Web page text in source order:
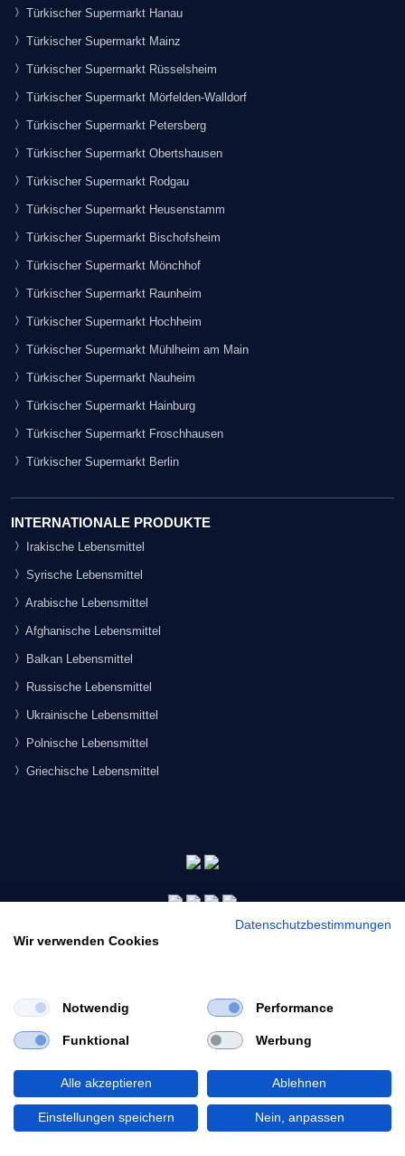
Would you like to view our site in English?
Switch to English
Stay in German
Türkischer Supermarkt Hanau
Türkischer Supermarkt Mainz
Türkischer Supermarkt Rüsselsheim
Türkischer Supermarkt Mörfelden-Walldorf
Türkischer Supermarkt Petersberg
Türkischer Supermarkt Obertshausen
Türkischer Supermarkt Rodgau
Türkischer Supermarkt Heusenstamm
Türkischer Supermarkt Bischofsheim
Türkischer Supermarkt Mönchhof
Türkischer Supermarkt Raunheim
Türkischer Supermarkt Hochheim
Türkischer Supermarkt Mühlheim am Main
Türkischer Supermarkt Nauheim
Türkischer Supermarkt Hainburg
Türkischer Supermarkt Froschhausen
Türkischer Supermarkt Berlin
INTERNATIONALE PRODUKTE
Irakische Lebensmittel
Syrische Lebensmittel
Arabische Lebensmittel
Afghanische Lebensmittel
Balkan Lebensmittel
Russische Lebensmittel
Ukrainische Lebensmittel
Polnische Lebensmittel
Griechische Lebensmittel
© 2026 Morgenmarkt.de GmbH. Alle Rechte vorbehalten.
Datenschutzbestimmungen
Wir verwenden Cookies
Notwendig Performance
Funktional Werbung
Alle akzeptieren Ablehnen
Einstellungen speichern Nein, anpassen